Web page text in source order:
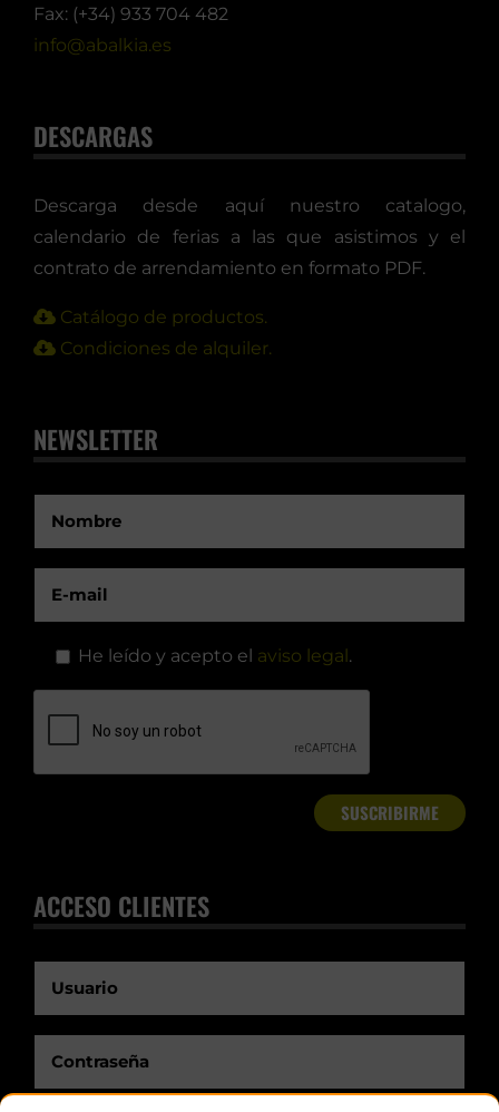
Fax: (+34) 933 704 482
info@abalkia.es
DESCARGAS
Descarga desde aquí nuestro catalogo,
calendario de ferias a las que asistimos y el
contrato de arrendamiento en formato PDF.
Catálogo de productos.
Condiciones de alquiler.
NEWSLETTER
He leído y acepto el aviso legal
ACCESO CLIENTES